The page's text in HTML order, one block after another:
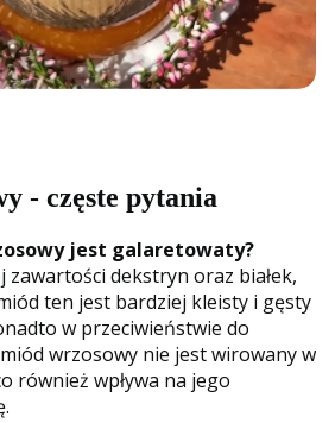
- częste pytania
jest galaretowaty?
zawartości dekstryn oraz białek,
ten jest bardziej kleisty i gęsty
w przeciwieństwie do
wrzosowy nie jest wirowany w
również wpływa na jego